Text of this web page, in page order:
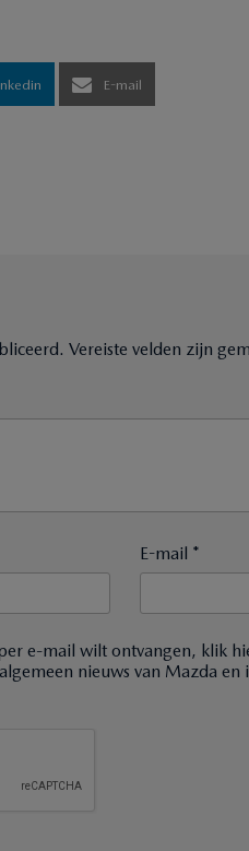
E-mail
Vereiste velden zijn
E-mail *
e-mail wilt ontvangen, klik
nieuws van Mazda